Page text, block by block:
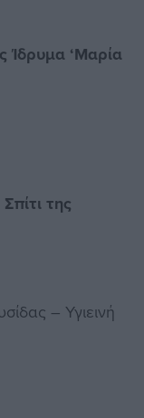
Ίδρυμα ‘Μαρία
της
– Υγιεινή